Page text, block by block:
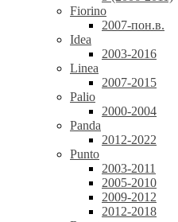
Fiorino
2007-пон.в.
Idea
2003-2016
Linea
2007-2015
Palio
2000-2004
Panda
2012-2022
Punto
2003-2011
2005-2010
2009-2012
2012-2018